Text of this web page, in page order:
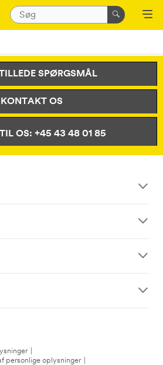
SPØRGSMÅL
KONTAKT OS
TIL OS: +45 43 48 01 85
personlige oplysninger